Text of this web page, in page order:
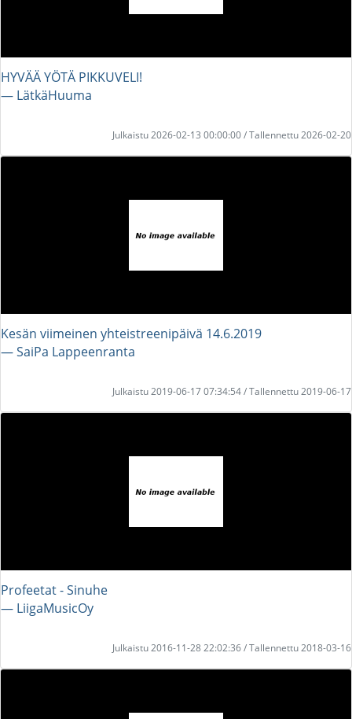
HYVÄÄ YÖTÄ PIKKUVELI!
― LätkäHuuma
Julkaistu 2026-02-13 00:00:00 / Tallennettu 2026-02-20
Kesän viimeinen yhteistreenipäivä 14.6.2019
― SaiPa Lappeenranta
Julkaistu 2019-06-17 07:34:54 / Tallennettu 2019-06-17
Profeetat - Sinuhe
― LiigaMusicOy
Julkaistu 2016-11-28 22:02:36 / Tallennettu 2018-03-16